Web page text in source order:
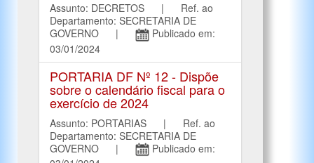
Assunto: DECRETOS | Ref. ao
Departamento: SECRETARIA DE
GOVERNO |
Publicado em:
03/01/2024
PORTARIA DF Nº 12 - Dispõe
sobre o calendário fiscal para o
exercício de 2024
Assunto: PORTARIAS | Ref. ao
Departamento: SECRETARIA DE
GOVERNO |
Publicado em: